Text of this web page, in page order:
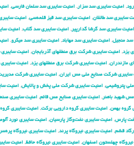
, امنیت سایبری سد سزار , امنیت سایبری سد سلمان فارسی,
سایبری سد طالقان, امنیت سایبری سد قیز قلعه‌سی, امنیت
امنیت سایبری سد گرشا گدارپیر , امنیت سایبری سد گلاب, امنیت
سد منجیل, امنیت سایبری سد مهاباد, امنیت سایبری سد میکرو,
یزد, امنیت سایبری شركت برق منطقهای آذربایجان, امنیت
مازندران, امنیت سایبری شركت برق منطقهای یزد, امنیت
سایبری شركت صنایع ملی مس ایران, امنیت سایبری شركت
پتروشیمی, امنیت سایبری شرکت ملی پخش و پالایش, امنیت
شهید باهنر , امنیت سایبری صنایع مس قائم, امنیت سایبری
گروه بهمن, امنیت سایبری گروه دارویی برکت, امنیت سایبری
پارس, امنیت سایبری نفت‌وگاز پارسیان, امنیت سایبری نورد
قشم, امنیت سایبری نیروگاه پرند, امنیت سایبری نیروگاه پره‌سر
چهلستون اصفهان, امنیت سایبری نیروگاه حافظ, امنیت